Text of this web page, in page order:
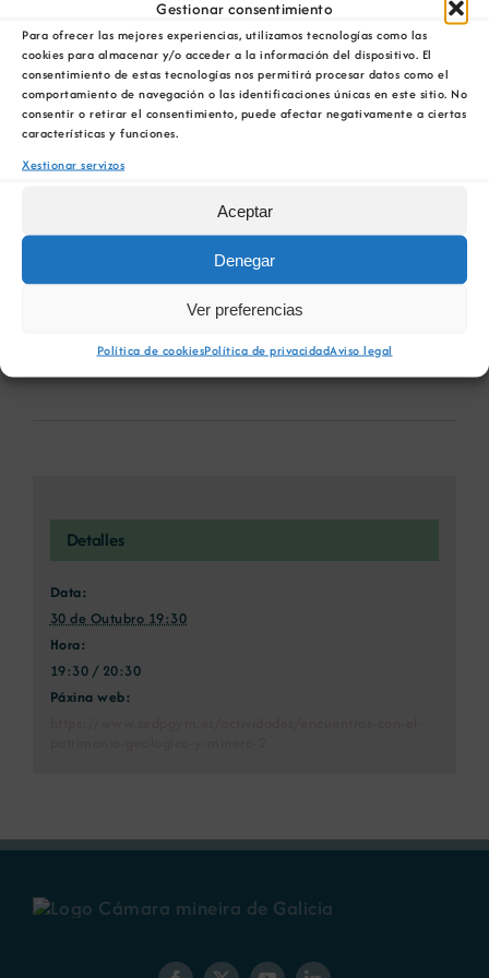
Gestionar consentimiento
Para ofrecer las mejores experiencias, utilizamos tecnologías como las
cookies para almacenar y/o acceder a la información del dispositivo. El
consentimiento de estas tecnologías nos permitirá procesar datos como el
comportamiento de navegación o las identificaciones únicas en este sitio. No
consentir o retirar el consentimiento, puede afectar negativamente a ciertas
características y funciones.
Xestionar servizos
Aceptar
Denegar
Ver preferencias
Política de cookiesPolítica de privacidadAviso legal
Comparta esta información en su red Social
Facebook
Patrimonio
de Comunicacións VII Congreso Nacional
Detalles
Data:
30 de Outubro 19:30
Hora:
19:30 / 20:30
Páxina web: